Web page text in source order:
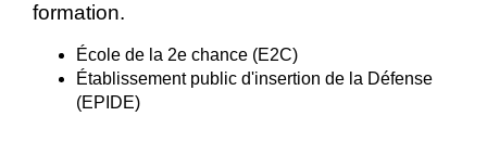
formation.
École de la 2e chance (E2C)
Établissement public d'insertion de la Défense
(EPIDE)